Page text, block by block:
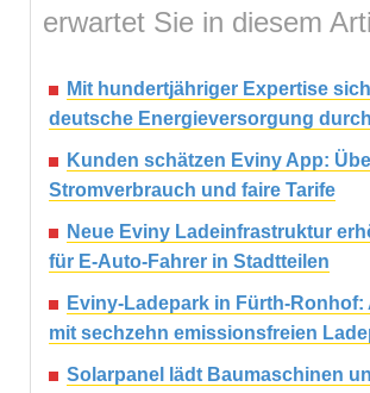
erwartet Sie in diesem
Mit hundertjähriger Expertise
deutsche Energieversorgung
Kunden schätzen Eviny App:
Stromverbrauch und faire Tarife
Neue Eviny Ladeinfrastruktur
für E-Auto-Fahrer in Stadtteilen
Eviny-Ladepark in Fürth-Ronhof:
mit sechzehn emissionsfreien
Solarpanel lädt Baumaschinen